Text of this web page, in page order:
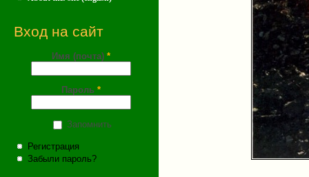
Вход на сайт
Имя (почта) *
Пароль *
Запомнить
Регистрация
Забыли пароль?